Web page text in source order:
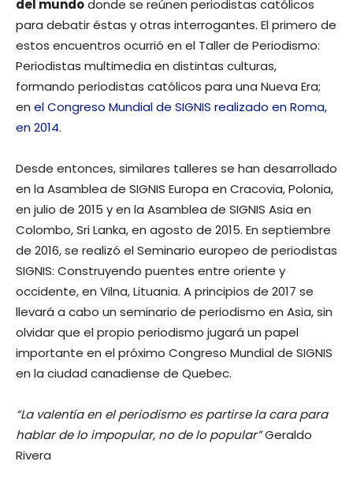
del mundodonde se reúnen periodistas católicos
para debatir éstas y otras interrogantes. El primero de
estos encuentros ocurrió en el Taller de Periodismo:
Periodistas multimedia en distintas culturas,
formando periodistas católicos para una Nueva Era;
en el Congreso Mundial de SIGNIS realizado en Roma,
en 2014.
Desde entonces, similares talleres se han desarrollado
en la Asamblea de SIGNIS Europa en Cracovia, Polonia,
en julio de 2015 y en la Asamblea de SIGNIS Asia en
Colombo, Sri Lanka, en agosto de 2015. En septiembre
de 2016, se realizó el Seminario europeo de periodistas
SIGNIS: Construyendo puentes entre oriente y
occidente, en Vilna, Lituania. A principios de 2017 se
llevará a cabo un seminario de periodismo en Asia, sin
olvidar que el propio periodismo jugará un papel
importante en el próximo Congreso Mundial de SIGNIS
en la ciudad canadiense de Quebec.
“La valentía en el periodismo es partirse la cara para
hablar de lo impopular, no de lo popular”Geraldo
Rivera